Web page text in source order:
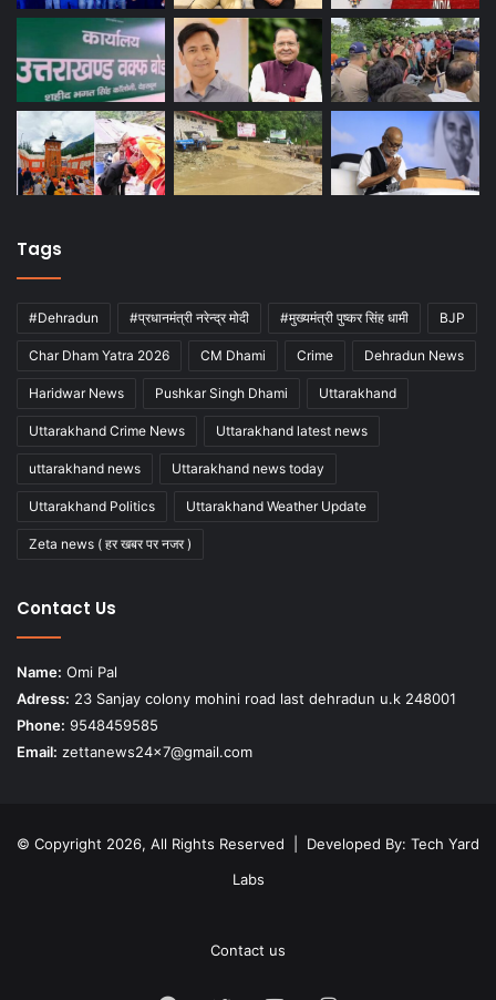
Tags
#Dehradun #प्रधानमंत्री नरेन्द्र मोदी #मुख्यमंत्री पुष्कर सिंह धामी BJP
Char Dham Yatra 2026 CM Dhami Crime Dehradun News
Haridwar News Pushkar Singh Dhami Uttarakhand
Uttarakhand Crime News Uttarakhand latest news
uttarakhand news Uttarakhand news today
Uttarakhand Politics Uttarakhand Weather Update
Zeta news ( हर खबर पर नजर )
Contact Us
Name: Omi Pal
Adress: 23 Sanjay colony mohini road last dehradun u.k 248001
Phone: 9548459585
Email: zettanews24x7@gmail.com
© Copyright 2026, All Rights Reserved | Developed By: Tech Yard
Labs
Contact us